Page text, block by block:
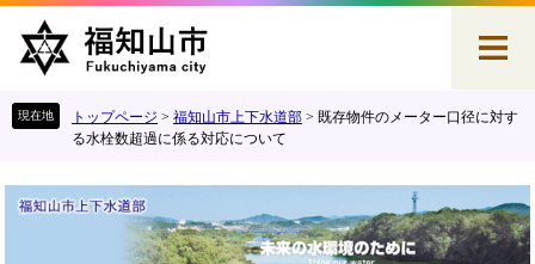
す
し
トップページ > 福知山市上下水道部 > 既存物件のメーター口径に対す
る水栓数超過に係る対応について